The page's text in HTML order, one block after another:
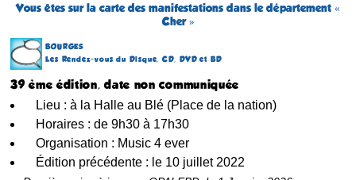
Vous êtes sur la carte des manifestations dans le département «
Cher »
BOURGES
Les Rendez-vous du Disque, CD, DVD et BD
39 ème édition, date non communiquée
Lieu : à la Halle au Blé (Place de la nation)
Horaires : de 9h30 à 17h30
Organisation : Music 4 ever
Édition précédente : le 10 juillet 2022